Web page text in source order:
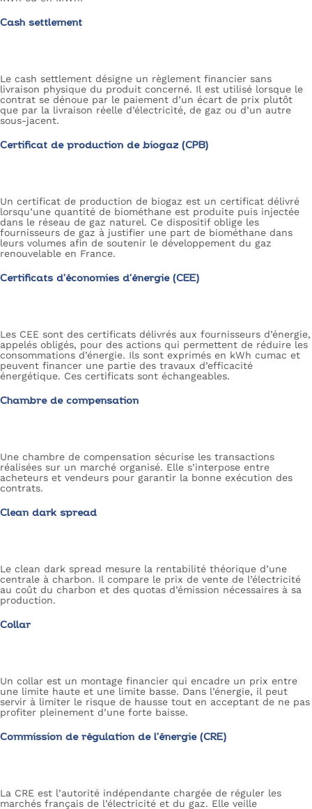
Cash settlement
Le cash settlement désigne un règlement financier sans
livraison physique du produit concerné. Il est utilisé lorsque le
contrat se dénoue par le paiement d’un écart de prix plutôt
que par la livraison réelle d’électricité, de gaz ou d’un autre
sous-jacent.
Certificat de production de biogaz (CPB)
Un certificat de production de biogaz est un certificat délivré
lorsqu’une quantité de biométhane est produite puis injectée
dans le réseau de gaz naturel. Ce dispositif oblige les
fournisseurs de gaz à justifier une part de biométhane dans
leurs volumes afin de soutenir le développement du gaz
renouvelable en France.
Certificats d’économies d’énergie (CEE)
Les CEE sont des certificats délivrés aux fournisseurs d’énergie,
appelés obligés, pour des actions qui permettent de réduire les
consommations d’énergie. Ils sont exprimés en kWh cumac et
peuvent financer une partie des travaux d’efficacité
énergétique. Ces certificats sont échangeables.
Chambre de compensation
Une chambre de compensation sécurise les transactions
réalisées sur un marché organisé. Elle s’interpose entre
acheteurs et vendeurs pour garantir la bonne exécution des
contrats.
Clean dark spread
Le clean dark spread mesure la rentabilité théorique d’une
centrale à charbon. Il compare le prix de vente de l’électricité
au coût du charbon et des quotas d’émission nécessaires à sa
production.
Collar
Un collar est un montage financier qui encadre un prix entre
une limite haute et une limite basse. Dans l’énergie, il peut
servir à limiter le risque de hausse tout en acceptant de ne pas
profiter pleinement d’une forte baisse.
Commission de régulation de l’énergie (CRE)
La CRE est l’autorité indépendante chargée de réguler les
marchés français de l’électricité et du gaz. Elle veille